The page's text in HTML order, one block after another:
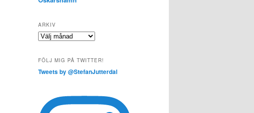
ARKIV
Arkiv
FÖLJ MIG PÅ TWITTER!
Tweets by @StefanJutterdal